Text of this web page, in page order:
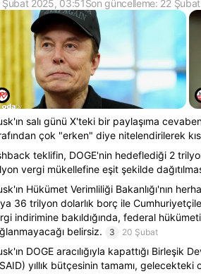
Şubat 2025, 03:51Son güncelleme: 22
salı günü X'teki bir paylaşıma
çok "erken" diye nitelendirilerek
teklifin, DOGE'nin hedeflediği 2
vergi mükellefine eşit şekilde
Hükümet Verimliliği Bakanlığı'nın
36 trilyon dolarlık borç ile
indirimine bakıldığında, federal
belirsiz.
3 20 Şubat
DOGE aracılığıyla kapattığı Birleşik
yıllık bütçesinin tamamı,